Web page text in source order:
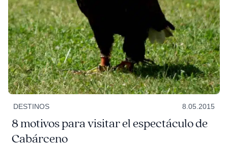
DESTINOS 8.05.2015
8 motivos para visitar el espectáculo de
Cabárceno